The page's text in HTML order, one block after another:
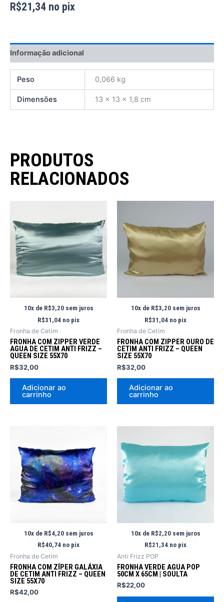
R$21,34 no pix
Informação adicional
Peso 0,066 kg
Dimensões 13 × 13 × 1,8 cm
PRODUTOS
RELACIONADOS
10x de R$3,20 sem juros
R$31,04 no pix
Fronha de Cetim
FRONHA COM ZIPPER VERDE
AGUA DE CETIM ANTI FRIZZ –
QUEEN SIZE 55X70
R$32,00
Adicionar ao
carrinho
10x de R$3,20 sem juros
R$31,04 no pix
Fronha de Cetim
FRONHA COM ZIPPER OURO DE
CETIM ANTI FRIZZ – QUEEN
SIZE 55X70
R$32,00
Adicionar ao
carrinho
10x de R$4,20 sem juros
R$40,74 no pix
Fronha de Cetim
FRONHA COM ZÍPER GALÁXIA
DE CETIM ANTI FRIZZ – QUEEN
SIZE 55X70
R$42,00
10x de R$2,20 sem juros
R$21,34 no pix
Anti Frizz POP
FRONHA VERDE AGUA POP
50CM X 65CM | SOULTA
R$22,00